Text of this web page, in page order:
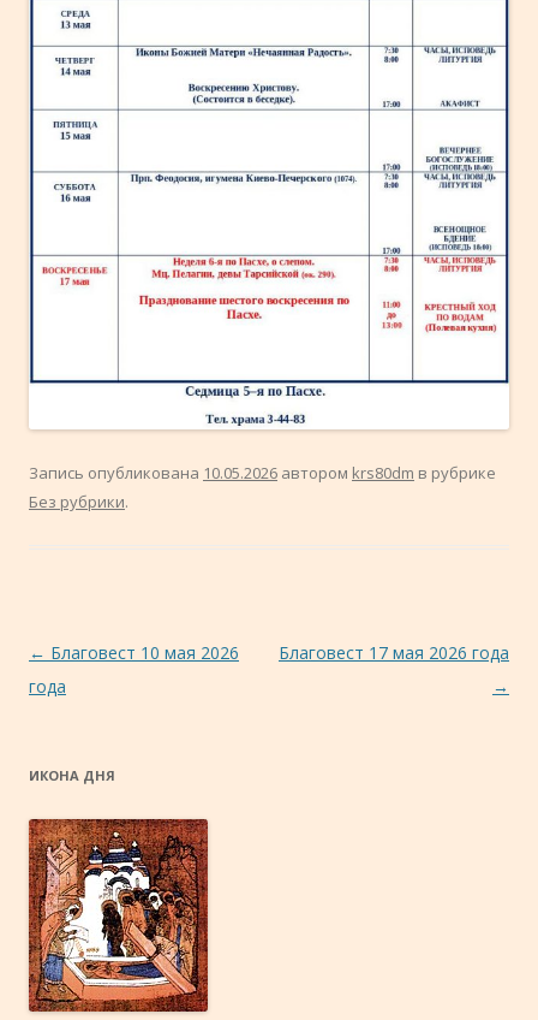
Запись опубликована 10.05.2026 автором krs80dm в рубрике
Без рубрики.
Навигация по записям
← Благовест 10 мая 2026
года
Благовест 17 мая 2026 года
→
ИКОНА ДНЯ